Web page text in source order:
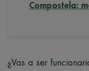
Compostela:
¿Vas a ser